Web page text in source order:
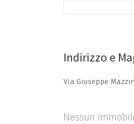
Indirizzo e
Via Giuseppe
Nessun